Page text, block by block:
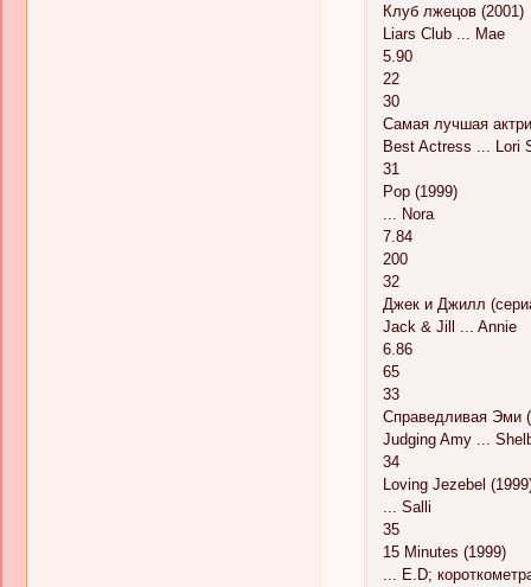
Клуб лжецов (2001)
Liars Club ... Mae
5.90
22
30
Самая лучшая
Best Actress ... Lori
31
Pop (1999)
... Nora
7.84
200
32
Джек и Джилл
Jack & Jill ... Annie
6.86
65
33
Справедливая Эми
Judging Amy ...
34
Loving Jezebel
... Salli
35
15 Minutes (1999)
... E.D;